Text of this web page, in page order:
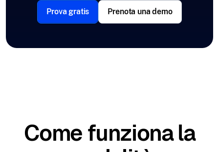
Prova gratis Prenota una demo
Come funziona la